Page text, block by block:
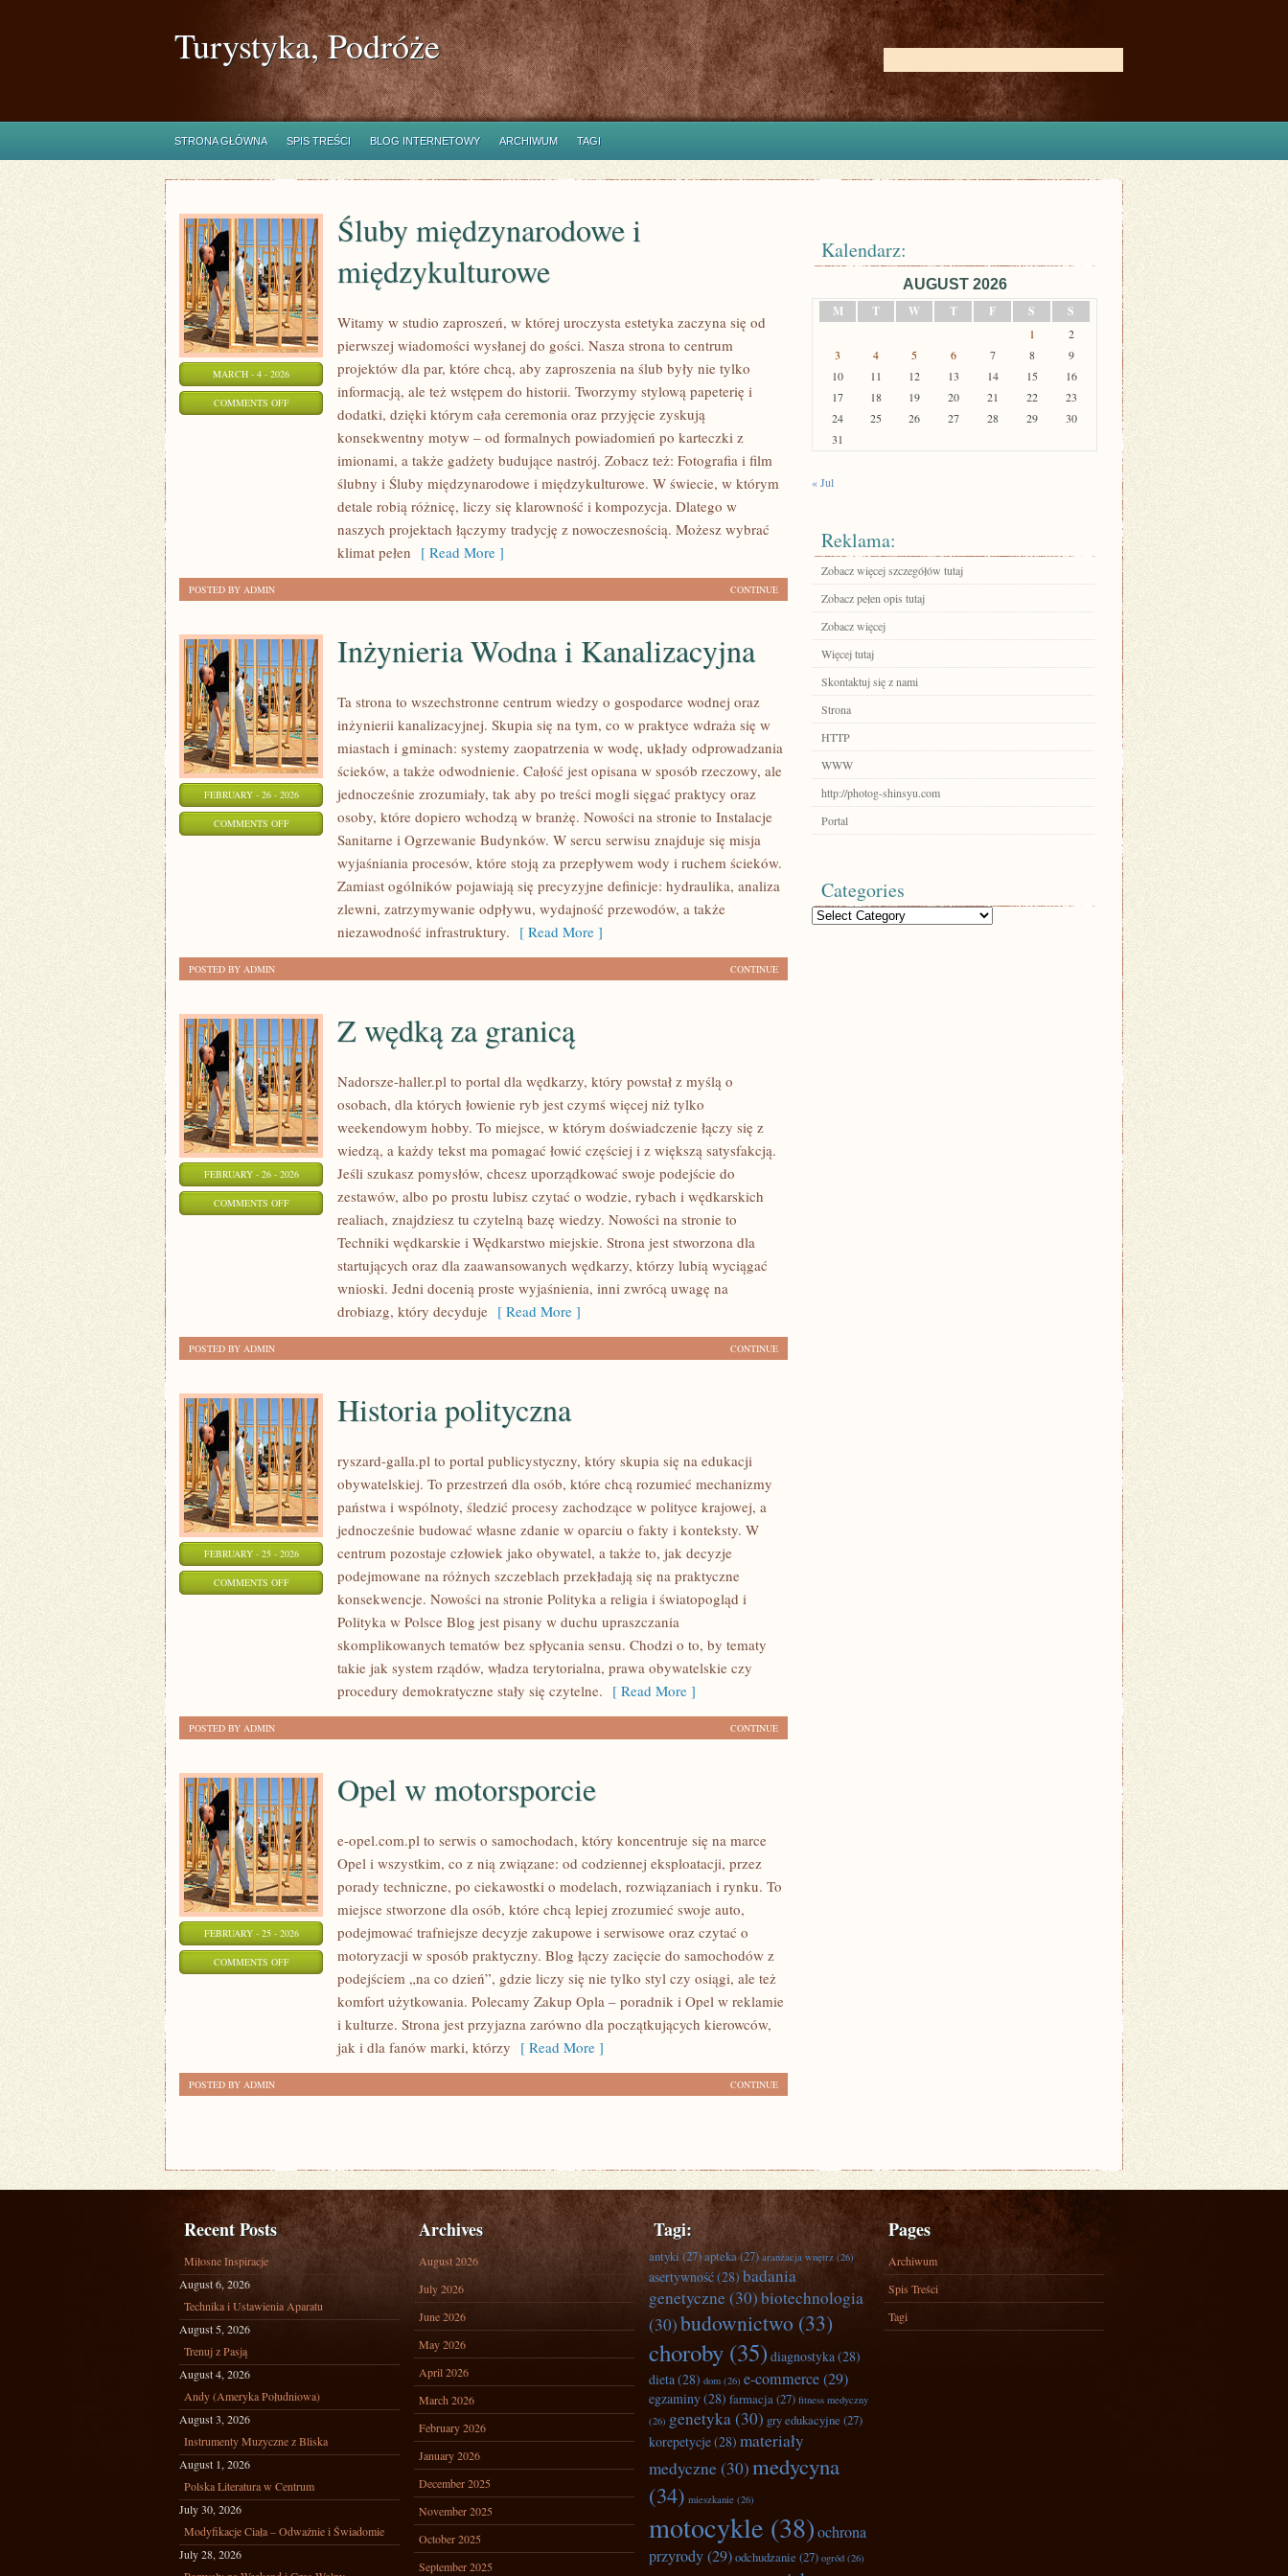
Turystyka, Podróże
STRONA GŁÓWNA SPIS TREŚCI BLOG INTERNETOWY ARCHIWUM TAGI
MARCH - 4 - 2026
COMMENTS OFFON
Śluby międzynarodowe i
międzykulturowe
Witamy w studio zaproszeń, w której uroczysta estetyka zaczyna się od
pierwszej wiadomości wysłanej do gości. Nasza strona to centrum
projektów dla par, które chcą, aby zaproszenia na ślub były nie tylko
informacją, ale też wstępem do historii. Tworzymy stylową papeterię i
dodatki, dzięki którym cała ceremonia oraz przyjęcie zyskują
konsekwentny motyw – od formalnych powiadomień po karteczki z
imionami, a także gadżety budujące nastrój. Zobacz też: Fotografia i film
ślubny i Śluby międzynarodowe i międzykulturowe. W świecie, w którym
detale robią różnicę, liczy się klarowność i kompozycja. Dlatego w
naszych projektach łączymy tradycję z nowoczesnością. Możesz wybrać
klimat pełen [ Read More ]
CONTINUE
POSTED BY ADMIN
FEBRUARY - 26 - 2026
COMMENTS OFFON
INŻYNIERIA
KANALIZACYJNA
Inżynieria Wodna i Kanalizacyjna
Ta strona to wszechstronne centrum wiedzy o gospodarce wodnej oraz
inżynierii kanalizacyjnej. Skupia się na tym, co w praktyce wdraża się w
miastach i gminach: systemy zaopatrzenia w wodę, układy odprowadzania
ścieków, a także odwodnienie. Całość jest opisana w sposób rzeczowy, ale
jednocześnie zrozumiały, tak aby po treści mogli sięgać praktycy oraz
osoby, które dopiero wchodzą w branżę. Nowości na stronie to Instalacje
Sanitarne i Ogrzewanie Budynków. W sercu serwisu znajduje się misja
wyjaśniania procesów, które stoją za przepływem wody i ruchem ścieków.
Zamiast ogólników pojawiają się precyzyjne definicje: hydraulika, analiza
zlewni, zatrzymywanie odpływu, wydajność przewodów, a także
niezawodność infrastruktury. [ Read More ]
CONTINUE
POSTED BY ADMIN
FEBRUARY - 26 - 2026
COMMENTS OFFON
Z wędką za granicą
Nadorsze-haller.pl to portal dla wędkarzy, który powstał z myślą o
osobach, dla których łowienie ryb jest czymś więcej niż tylko
weekendowym hobby. To miejsce, w którym doświadczenie łączy się z
wiedzą, a każdy tekst ma pomagać łowić częściej i z większą satysfakcją.
Jeśli szukasz pomysłów, chcesz uporządkować swoje podejście do
zestawów, albo po prostu lubisz czytać o wodzie, rybach i wędkarskich
realiach, znajdziesz tu czytelną bazę wiedzy. Nowości na stronie to
Techniki wędkarskie i Wędkarstwo miejskie. Strona jest stworzona dla
startujących oraz dla zaawansowanych wędkarzy, którzy lubią wyciągać
wnioski. Jedni docenią proste wyjaśnienia, inni zwrócą uwagę na
drobiazg, który decyduje [ Read More ]
CONTINUE
POSTED BY ADMIN
FEBRUARY - 25 - 2026
COMMENTS OFFON
POLITYCZNA
Historia polityczna
ryszard-galla.pl to portal publicystyczny, który skupia się na edukacji
obywatelskiej. To przestrzeń dla osób, które chcą rozumieć mechanizmy
państwa i wspólnoty, śledzić procesy zachodzące w polityce krajowej, a
jednocześnie budować własne zdanie w oparciu o fakty i konteksty. W
centrum pozostaje człowiek jako obywatel, a także to, jak decyzje
podejmowane na różnych szczeblach przekładają się na praktyczne
konsekwencje. Nowości na stronie Polityka a religia i światopogląd i
Polityka w Polsce Blog jest pisany w duchu upraszczania
skomplikowanych tematów bez spłycania sensu. Chodzi o to, by tematy
takie jak system rządów, władza terytorialna, prawa obywatelskie czy
procedury demokratyczne stały się czytelne. [ Read More ]
CONTINUE
POSTED BY ADMIN
FEBRUARY - 25 - 2026
COMMENTS OFFON
MOTORSPORCIE
Opel w motorsporcie
e-opel.com.pl to serwis o samochodach, który koncentruje się na marce
Opel i wszystkim, co z nią związane: od codziennej eksploatacji, przez
porady techniczne, po ciekawostki o modelach, rozwiązaniach i rynku. To
miejsce stworzone dla osób, które chcą lepiej zrozumieć swoje auto,
podejmować trafniejsze decyzje zakupowe i serwisowe oraz czytać o
motoryzacji w sposób praktyczny. Blog łączy zacięcie do samochodów z
podejściem „na co dzień”, gdzie liczy się nie tylko styl czy osiągi, ale też
komfort użytkowania. Polecamy Zakup Opla – poradnik i Opel w reklamie
i kulturze. Strona jest przyjazna zarówno dla początkujących kierowców,
jak i dla fanów marki, którzy [ Read More ]
CONTINUE
POSTED BY ADMIN
Kalendarz:
AUGUST 2026
M
T W T F S S
1
2
3
4 5 6 7 8
9
10
11 12 13 14 15
16
17
18 19 20 21 22
23
24
25 26 27 28 29
30
31
« Jul
Reklama:
Zobacz więcej szczegółów tutaj
Zobacz pełen opis tutaj
Zobacz więcej
Więcej tutaj
Skontaktuj się z nami
Strona
HTTP
WWW
http://photog-shinsyu.com
Portal
Categories
Categories
Recent Posts
Miłosne Inspiracje
August 6, 2026
Technika i Ustawienia Aparatu
August 5, 2026
Trenuj z Pasją
August 4, 2026
Andy (Ameryka Południowa)
August 3, 2026
Instrumenty Muzyczne z Bliska
August 1, 2026
Polska Literatura w Centrum
July 30, 2026
Modyfikacje Ciała – Odważnie i Świadomie
July 28, 2026
Archives
August 2026
July 2026
June 2026
May 2026
April 2026
March 2026
February 2026
January 2026
December 2025
November 2025
October 2025
September 2025
Tagi:
antyki(27)apteka(27) aranżacja wnętrz (26)
asertywność(28) badania
genetyczne (30)biotechnologia
(30)budownictwo (33)
choroby (35) diagnostyka(28)
dieta(28) dom (26) e-commerce(29)
egzaminy(28) farmacja(27) fitness medyczny
(26) genetyka(30) gry edukacyjne (27)
korepetycje(28) materiały
medyczne (30)medycyna
(34) mieszkanie (26)
motocykle (38)ochrona
przyrody(29)odchudzanie (27) ogród (26)
Pages
Archiwum
Spis Treści
Tagi